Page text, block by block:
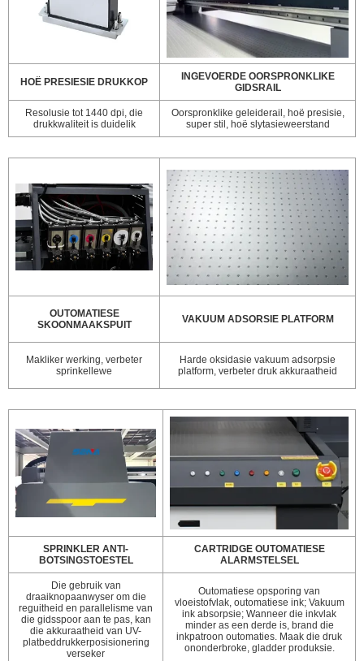
HOË PRESIESIE DRUKKOP
INGEVOERDE OORSPRONKLIKE
GIDSRAIL
Resolusie tot 1440 dpi, die
drukkwaliteit is duidelik
Oorspronklike geleiderail, hoë presisie,
super stil, hoë slytasieweerstand
OUTOMATIESE
SKOONMAAKSPUIT
VAKUUM ADSORSIE PLATFORM
Makliker werking, verbeter
sprinkellewe
Harde oksidasie vakuum adsorpsie
platform, verbeter druk akkuraatheid
SPRINKLER ANTI-
BOTSINGSTOESTEL
CARTRIDGE OUTOMATIESE
ALARMSTELSEL
Die gebruik van
draaiknopaanwyser om die
reguitheid en parallelisme van
die gidsspoor aan te pas, kan
die akkuraatheid van UV-
platbeddrukkerposisionering
verseker
Outomatiese opsporing van
vloeistofvlak, outomatiese ink; Vakuum
ink absorpsie; Wanneer die inkvlak
minder as een derde is, brand die
inkpatroon outomaties. Maak die druk
ononderbroke, gladder produksie.